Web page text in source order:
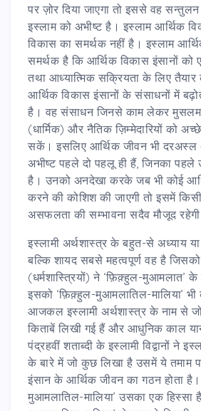
पर ज़ोर दिया जाएगा तो इससे वह सन्तुलन
इस्लाम को अभीष्ट है। इस्लाम आर्थिक
विकास का समर्थक नहीं है। इस्लाम
समर्थक है कि आर्थिक विकास इंसानों
तथा आध्यात्मिक सक्रियता के लिए
आर्थिक विकास इंसानों के संसाधनों में
है। वह संसाधन जिनसे काम लेकर
(धार्मिक) और नैतिक ज़िम्मेदारियों को
सकें। इसलिए आर्थिक जीवन भी दरअस्ल
अभीष्ट पहले दो पहलू ही हैं, जिनका
है। उनको अनदेखा करके जब भी कोई
करने की कोशिश की जाएगी तो इसमें
असफलता की सम्भावना सदैव मौजूद
इस्लामी अर्थशास्त्र के बहुत-से अध्याय
बल्कि शायद सबसे महत्वपूर्ण वह है
(धर्मशास्त्रियों) ने ‘फ़िक़्हुल-मुआमलात’
इसको ‘फ़िक़्हुल-मुआमलातिल-मालिया’
आजकल इस्लामी अर्थशास्त्र के नाम से
किताबें लिखी गई हैं और आधुनिक काल
पंद्रहवीं शताब्दी के इस्लामी विद्वानों ने
के बारे में जो कुछ लिखा है उसमें ये तमाम
इंसान के आर्थिक जीवन का गठन होता
मुआमलातिल-मालिया’ उसका एक हिस्सा